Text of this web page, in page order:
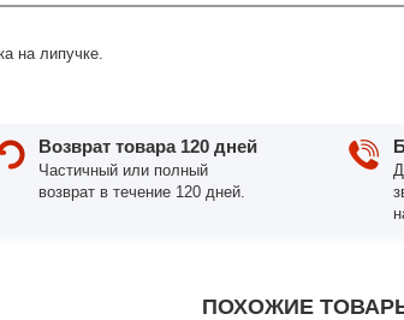
на липучке.
Возврат товара 120 дней
Частичный или полный
возврат в течение 120 дней.
ПОХОЖИЕ